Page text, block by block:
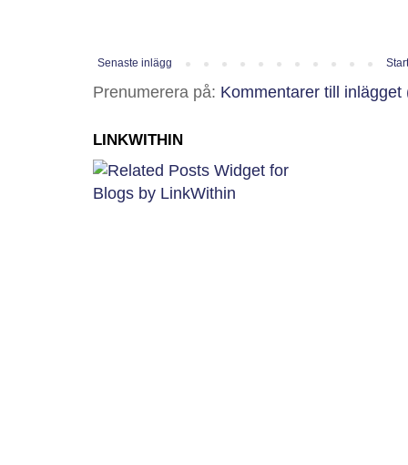
Senaste inlägg
Prenumerera på: Kommentarer till inlägget
LINKWITHIN